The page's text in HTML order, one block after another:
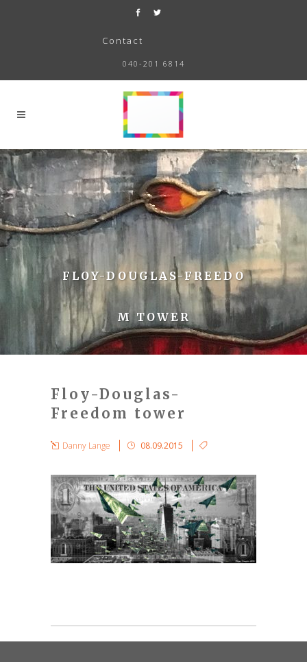
Contact
040-201 6814
FLOY-DOUGLAS-FREEDO
M TOWER
Floy-Douglas-
Freedom tower
Danny Lange 08.09.2015